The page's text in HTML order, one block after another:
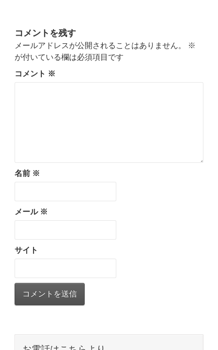
コメントを残す
メールアドレスが公開されることはありません。
※
が付いている欄は必須項目です
コメント ※
名前 ※
メール ※
サイト